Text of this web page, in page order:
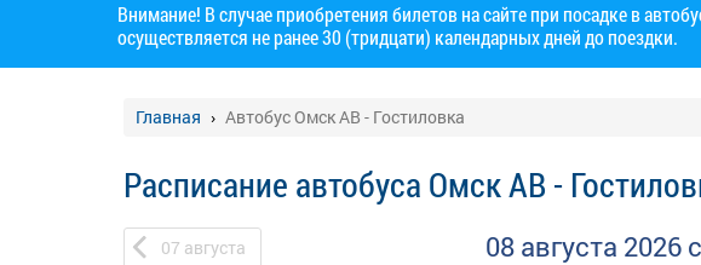
Внимание! В случае приобретения билетов на сайте при посадке в
осуществляется не ранее 30 (тридцати) календарных дней до поездки.
Главная Автобус Омск АВ - Гостиловка
Расписание автобуса Омск АВ -
07 августа 08 августа 2026